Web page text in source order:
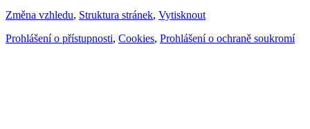
Změna vzhledu, Struktura stránek, Vytisknout
Prohlášení o přístupnosti, Cookies, Prohlášení o ochraně soukromí